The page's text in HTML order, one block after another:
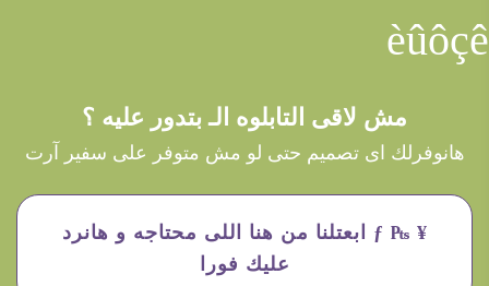
èûôçê
مش لاقى التابلوه الـ بتدور عليه ؟
هانوفرلك اى تصميم حتى لو مش متوفر على سفير آرت
¥ ₧ ƒ ابعتلنا من هنا اللى محتاجه و هانرد
عليك فورا